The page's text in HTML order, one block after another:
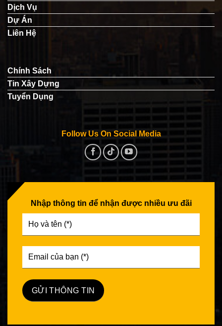
Dịch Vụ
Dự Án
Liên Hệ
Chính Sách
Tin Xây Dựng
Tuyển Dụng
Follow Us On Social Media
Nhập thông tin để nhận được nhiều ưu đãi